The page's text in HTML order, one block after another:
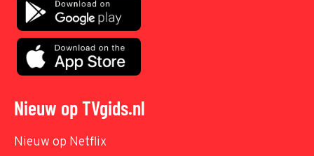
Nieuw op TVgids.nl
Nieuw op Netflix